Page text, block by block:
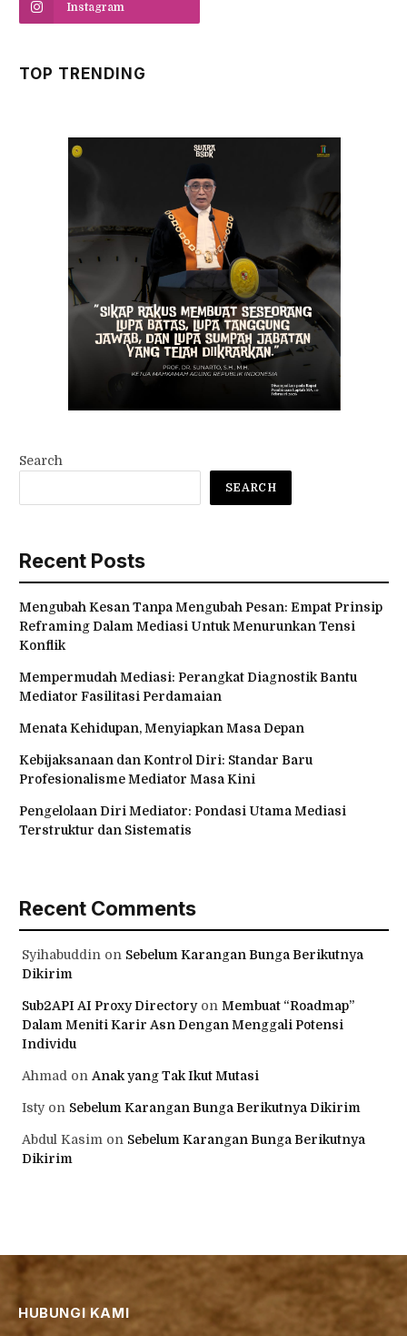
Instagram
TOP TRENDING
Search
SEARCH
Recent Posts
Mengubah Kesan Tanpa Mengubah Pesan: Empat Prinsip
Reframing Dalam Mediasi Untuk Menurunkan Tensi
Konflik
Mempermudah Mediasi: Perangkat Diagnostik Bantu
Mediator Fasilitasi Perdamaian
Menata Kehidupan, Menyiapkan Masa Depan
Kebijaksanaan dan Kontrol Diri: Standar Baru
Profesionalisme Mediator Masa Kini
Pengelolaan Diri Mediator: Pondasi Utama Mediasi
Terstruktur dan Sistematis
Recent Comments
Syihabuddin on Sebelum Karangan Bunga Berikutnya
Dikirim
Sub2API AI Proxy Directoryon Membuat “Roadmap”
Dalam Meniti Karir Asn Dengan Menggali Potensi
Individu
Ahmad on Anak yang Tak Ikut Mutasi
Istyon Sebelum Karangan Bunga Berikutnya Dikirim
Abdul Kasim on Sebelum Karangan Bunga Berikutnya
Dikirim
HUBUNGI KAMI